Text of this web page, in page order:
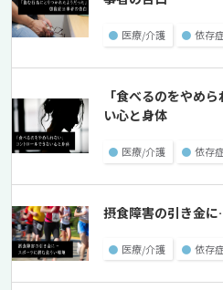
● 医療/介護 ● 依存
「食べるのをやめ
い心と身体
● 医療/介護 ● 依存
摂食障害の引き金
● 医療/介護 ● 依存